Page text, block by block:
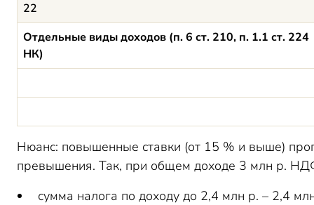
22
Отдельные виды доходов (п. 6 ст. 210, п. 1.1 ст. 224
НК)
Нюанс: повышенные ставки (от 15 % и выше)
превышения. Так, при общем доходе 3 млн р.
сумма налога по доходу до 2,4 млн р. – 2,4